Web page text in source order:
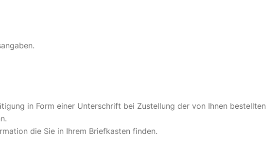
in Form einer Unterschrift bei Zustellung der von Ihnen bestellten
die Sie in Ihrem Briefkasten finden.